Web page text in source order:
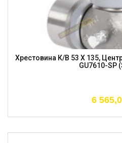
Хрестовина К/в 53 X 135,
GU7610-SP
6